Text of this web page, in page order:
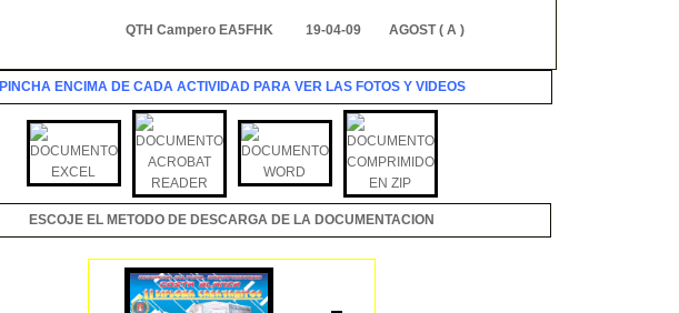
QTH Campero EA5FHK 19-04-09 AGOST ( A )
PINCHA ENCIMA DE CADA ACTIVIDAD PARA VER LAS FOTOS Y VIDEOS
ESCOJE EL METODO DE DESCARGA DE LA DOCUMENTACION